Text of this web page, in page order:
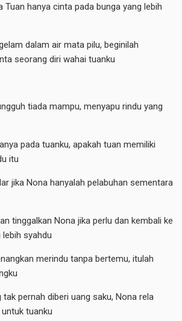
Tuan hanya cinta pada bunga yang lebih
dalam air mata pilu, beginilah
seorang diri wahai tuanku
tiada mampu, menyapu rindu yang
pada tuanku, apakah tuan memiliki
itu
jika Nona hanyalah pelabuhan sementara
tinggalkan Nona jika perlu dan kembali ke
lebih syahdu
merindu tanpa bertemu, itulah
pernah diberi uang saku, Nona rela
tuanku